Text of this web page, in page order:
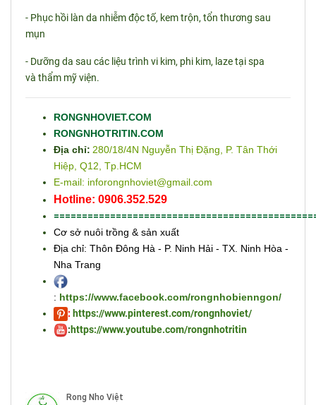
- Phục hồi làn da nhiễm độc tố, kem trộn, tổn thương sau
mụn
- Dưỡng da sau các liệu trình vi kim, phi kim, laze tại spa
và thẩm mỹ viện.
RONGNHOVIET.COM
RONGNHOTRITIN.COM
Địa chỉ: 280/18/4N Nguyễn Thị Đặng, P. Tân Thới
Hiệp, Q12, Tp.HCM
E-mail: inforongnhoviet@gmail.com
Hotline: 0906.352.529
Cơ sở nuôi trồng & sản xuất
Địa chỉ: Thôn Đông Hà - P. Ninh Hải - TX. Ninh Hòa -
Nha Trang
: https://www.facebook.com/rongnhobienngon/
: https://www.pinterest.com/rongnhoviet/
:https://www.youtube.com/rongnhotritin